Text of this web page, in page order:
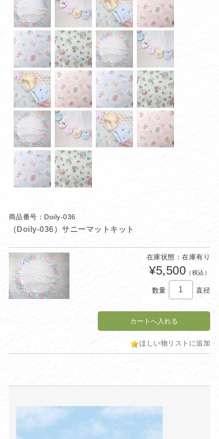
商品番号：Doily-036
（Doily-036）サニーマットキット
在庫状態：在庫有り
¥5,500 （税込）
数量 直径
ほしい物リストに追加